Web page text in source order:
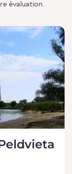
évaluation.